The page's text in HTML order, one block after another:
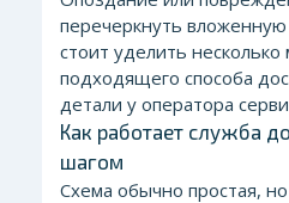
перечеркнуть
стоит уделить
подходящего способа
детали у оператора
Как работает служба
шагом
Схема обычно простая,